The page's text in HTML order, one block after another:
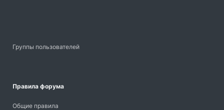
Группы пользователей
Правила форума
Общие правила